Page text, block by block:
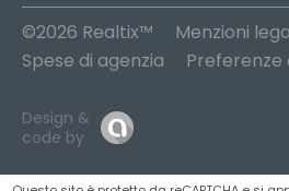
©2026 Realtix™
Menzioni
Spese di agenzia
Preferenze
Design &
code by